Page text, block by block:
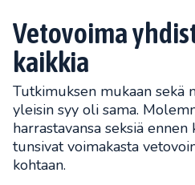
Vetovoima
kaikkia
Tutkimuksen mukaan sekä
yleisin syy oli sama.
harrastavansa seksiä ennen
tunsivat voimakasta
kohtaan.